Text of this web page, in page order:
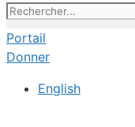
Portail
Donner
English